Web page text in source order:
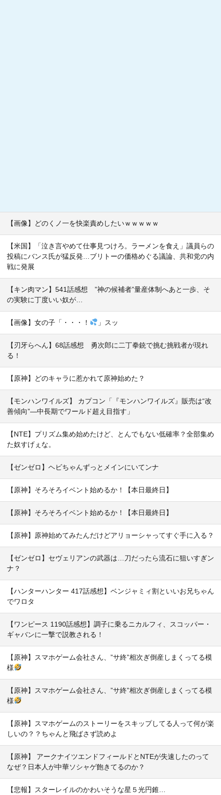
【画像】どのくノ一を快楽責めしたいｗｗｗｗｗ
【米国】「泣き言やめて仕事見つけろ。ラーメンを食え」議員らの
投稿にバンス氏が猛反発…ブリトーの価格めぐる議論、共和党の内
戦に発展
【キン肉マン】541話感想 ”神の候補者”量産体制へあと一歩、そ
の実験に丁度いい奴が…
【画像】女の子「・・・！ 」スッ
【刃牙らへん】68話感想 勇次郎に二丁拳銃で挑む挑戦者が現れ
る！
【原神】どのキャラに惹かれて原神始めた？
【モンハンワイルズ】 カプコン「『モンハンワイルズ』販売は“改
善傾向”―中長期でワールド超え目指す」
【NTE】プリズム集め始めたけど、とんでもない低確率？全部集め
た奴すげぇな。
【ゼンゼロ】ヘビちゃんずっとメインにいてンナ
【原神】そろそろイベント始めるか！【本日最終日】
【原神】そろそろイベント始めるか！【本日最終日】
【原神】原神始めてみたんだけどアリョーシャってすぐ手に入る？
【ゼンゼロ】セヴェリアンの武器は…刀だったら流石に狙いすぎン
ナ？
【ハンターハンター 417話感想】ベンジャミィ割といいお兄ちゃん
でワロタ
【ワンピース 1190話感想】調子に乗るニカルフィ、スコッパー・
ギャバンに一撃で説教される！
【原神】スマホゲーム会社さん、”サ終”相次ぎ倒産しまくってる模
様
【原神】スマホゲーム会社さん、”サ終”相次ぎ倒産しまくってる模
様
【原神】スマホゲームのストーリーをスキップしてる人って何が楽
しいの？？ちゃんと飛ばさず読めよ
【原神】 アークナイツエンドフィールドとNTEが失速したのって
なぜ？日本人が中華ソシャゲ飽きてるのか？
【悲報】スターレイルのかわいそうな星５光円錐…